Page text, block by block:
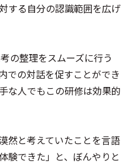
する自分の認識範囲を広げ
の整理をスムーズに行う
での対話を促すことができ
な人でもこの研修は効果的
然と考えていたことを言語
験できた」と、ぼんやりと